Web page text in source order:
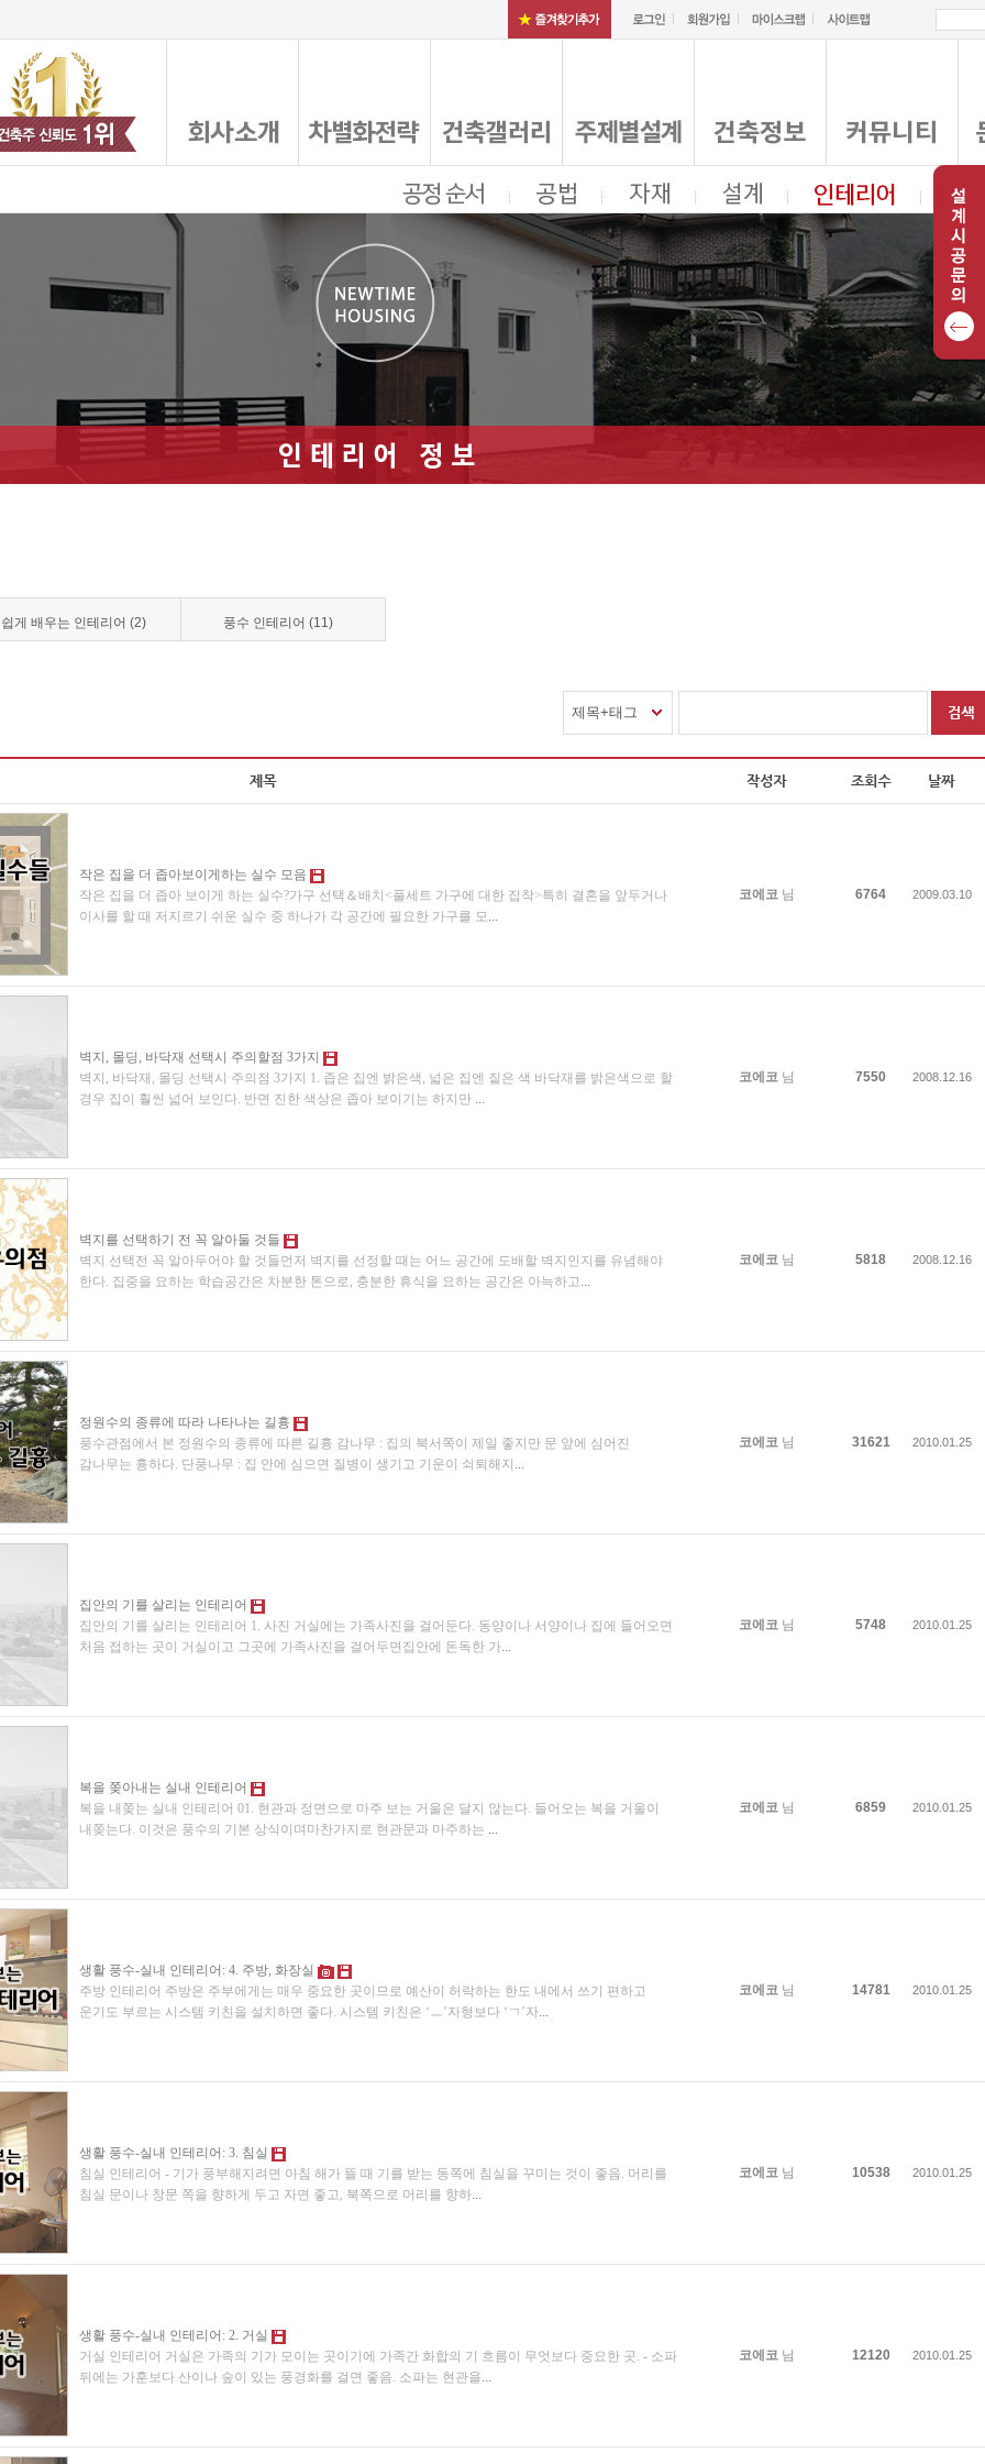
쉽게 배우는 인테리어 (2) 풍수 인테리어 (11)
제목+태그
작은 집을 더 좁아보이게하는 실수 모음
작은 집을 더 좁아 보이게 하는 실수?가구 선택＆배치<풀세트 가구에 대한 집착>특히 결혼을 앞두거나
이사를 할 때 저지르기 쉬운 실수 중 하나가 각 공간에 필요한 가구를 모...
코에코님 6764 2009.03.10
벽지, 몰딩, 바닥재 선택시 주의할점 3가지
벽지, 바닥재, 몰딩 선택시 주의점 3가지 1. 좁은 집엔 밝은색, 넓은 집엔 짙은 색 바닥재를 밝은색으로 할
경우 집이 훨씬 넓어 보인다. 반면 진한 색상은 좁아 보이기는 하지만 ...
코에코님 7550 2008.12.16
벽지를 선택하기 전 꼭 알아둘 것들
벽지 선택전 꼭 알아두어야 할 것들먼저 벽지를 선정할 때는 어느 공간에 도배할 벽지인지를 유념해야
한다. 집중을 요하는 학습공간은 차분한 톤으로, 충분한 휴식을 요하는 공간은 아늑하고...
코에코님 5818 2008.12.16
정원수의 종류에 따라 나타나는 길흉
풍수관점에서 본 정원수의 종류에 따른 길흉 감나무 : 집의 북서쪽이 제일 좋지만 문 앞에 심어진
감나무는 흉하다. 단풍나무 : 집 안에 심으면 질병이 생기고 기운이 쇠퇴해지 ...
코에코님 31621 2010.01.25
집안의 기를 살리는 인테리어
집안의 기를 살리는 인테리어 1. 사진 거실에는 가족사진을 걸어둔다. 동양이나 서양이나 집에 들어오면
처음 접하는 곳이 거실이고 그곳에 가족사진을 걸어두면집안에 돈독한 가...
코에코님 5748 2010.01.25
복을 쫒아내는 실내 인테리어
복을 내쫒는 실내 인테리어 01. 현관과 정면으로 마주 보는 거울은 달지 않는다. 들어오는 복을 거울이
내쫒는다. 이것은 풍수의 기본 상식이며마찬가지로 현관문과 마주하는 ...
코에코님 6859 2010.01.25
생활 풍수-실내 인테리어: 4. 주방, 화장실
주방 인테리어 주방은 주부에게는 매우 중요한 곳이므로 예산이 허락하는 한도 내에서 쓰기 편하고
운기도 부르는 시스템 키친을 설치하면 좋다. 시스템 키친은 ‘ㅡ’자형보다 ‘ㄱ’자...
코에코님 14781 2010.01.25
생활 풍수-실내 인테리어: 3. 침실
침실 인테리어 - 기가 풍부해지려면 아침 해가 뜰 때 기를 받는 동쪽에 침실을 꾸미는 것이 좋음. 머리를
침실 문이나 창문 쪽을 향하게 두고 자면 좋고, 북쪽으로 머리를 향하...
코에코님 10538 2010.01.25
생활 풍수-실내 인테리어: 2. 거실
거실 인테리어 거실은 가족의 기가 모이는 곳이기에 가족간 화합의 기 흐름이 무엇보다 중요한 곳. - 소파
뒤에는 가훈보다 산이나 숲이 있는 풍경화를 걸면 좋음. 소파는 현관을...
코에코님 12120 2010.01.25